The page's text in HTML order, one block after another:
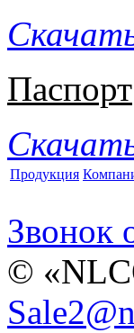
Паспорт
Продукция
Звонок
©
Sale2@